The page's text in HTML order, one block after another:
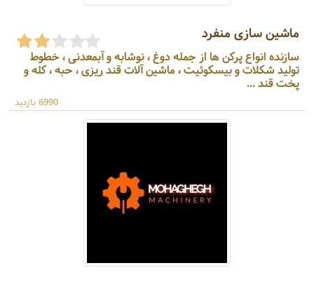
ماشین سازی منفرد
سازنده انواع پرکن ها از جمله دوغ ، نوشابه و آبمعدنی ، خطوط
تولید شکلات و بیسکوئیت ، ماشین آلات قند ریزی ، حبه ، کله و
پخت قند ...
6990 بازدید